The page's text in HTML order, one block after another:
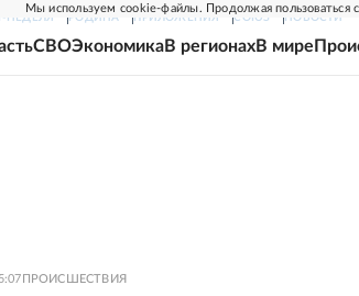
Мы используем cookie-файлы. Продолжая пользоваться
НЕДЕЛЯ РОДИНА ПРИЛОЖЕНИЯ СОЮЗ НОВОСТИ
СВОЭкономикаВ регионахВ мире
ПРОИСШЕСТВИЯ